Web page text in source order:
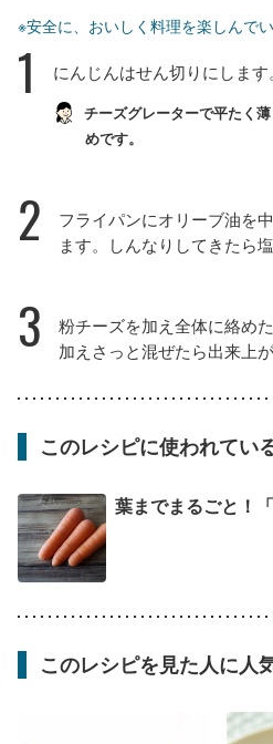
※安全に、おいしく料理を楽しんで
1 にんじんはせん切りにします。
チーズグレーターで平たく
めです。
2
フライパンにオリーブ油を
ます。しんなりしてきたら
3
粉チーズを加え全体に絡め
加えさっと混ぜたら出来上が
このレシピに使われてい
葉までまるごと！
このレシピを見た人に人